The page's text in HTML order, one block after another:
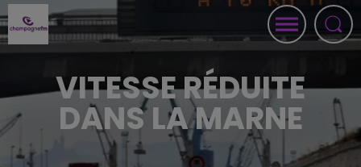
VITESSE RÉDUITE
DANS LA MARNE